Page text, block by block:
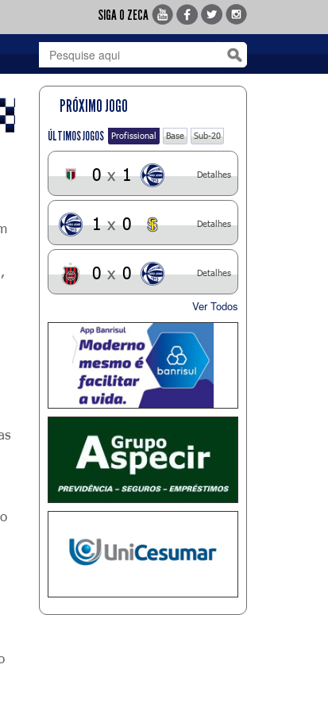
SIGA O ZECA
PRÓXIMO JOGO
ÚLTIMOS JOGOS Profissional Base Sub-20
0 x 1 Detalhes
1 x 0 Detalhes
0 x 0 Detalhes
Ver Todos